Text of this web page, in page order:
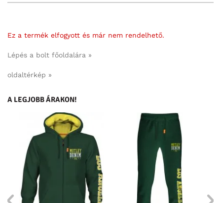
Ez a termék elfogyott és már nem rendelhető.
Lépés a bolt főoldalára »
oldaltérkép »
A LEGJOBB ÁRAKON!